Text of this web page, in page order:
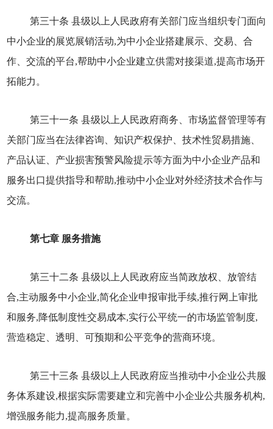
第三十条 县级以上人民政府有关部门应当组织专门面向
中小企业的展览展销活动,为中小企业搭建展示、交易、合
作、交流的平台,帮助中小企业建立供需对接渠道,提高市场开
拓能力。
第三十一条 县级以上人民政府商务、市场监督管理等有
关部门应当在法律咨询、知识产权保护、技术性贸易措施、
产品认证、产业损害预警风险提示等方面为中小企业产品和
服务出口提供指导和帮助,推动中小企业对外经济技术合作与
交流。
第七章 服务措施
第三十二条 县级以上人民政府应当简政放权、放管结
合,主动服务中小企业,简化企业申报审批手续,推行网上审批
和服务,降低制度性交易成本,实行公平统一的市场监管制度,
营造稳定、透明、可预期和公平竞争的营商环境。
第三十三条 县级以上人民政府应当推动中小企业公共服
务体系建设,根据实际需要建立和完善中小企业公共服务机构,
增强服务能力,提高服务质量。